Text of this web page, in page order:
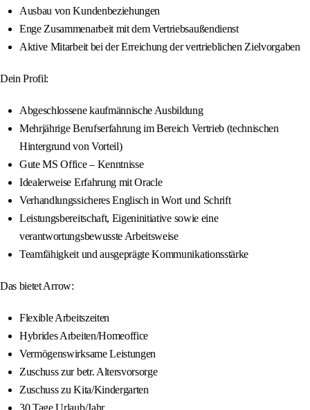
Ausbau von Kundenbeziehungen
Enge Zusammenarbeit mit dem Vertriebsaußendienst
Aktive Mitarbeit bei der Erreichung der vertrieblichen Zielvorgaben
Dein Profil:
Abgeschlossene kaufmännische Ausbildung
Mehrjährige Berufserfahrung im Bereich Vertrieb (technischen
Hintergrund von Vorteil)
Gute MS Office – Kenntnisse
Idealerweise Erfahrung mit Oracle
Verhandlungssicheres Englisch in Wort und Schrift
Leistungsbereitschaft, Eigeninitiative sowie eine
verantwortungsbewusste Arbeitsweise
Teamfähigkeit und ausgeprägte Kommunikationsstärke
Das bietet Arrow:
Flexible Arbeitszeiten
Hybrides Arbeiten/Homeoffice
Vermögenswirksame Leistungen
Zuschuss zur betr. Altersvorsorge
Zuschuss zu Kita/Kindergarten